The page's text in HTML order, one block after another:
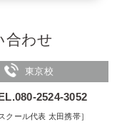
合わせ
東京校
2524-3052
スクール代表 太田携帯］